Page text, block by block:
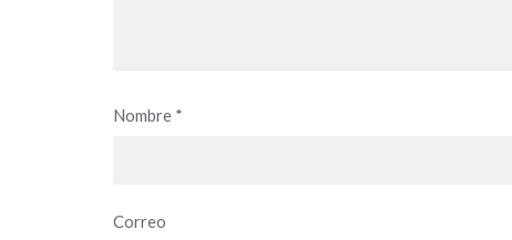
Nombre *
Correo